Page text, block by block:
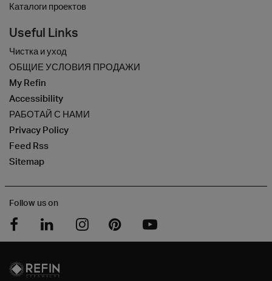
Каталоги проектов
Useful Links
Чистка и уход
ОБЩИЕ УСЛОВИЯ ПРОДАЖИ
My Refin
Accessibility
РАБОТАЙ С НАМИ
Privacy Policy
Feed Rss
Sitemap
Follow us on